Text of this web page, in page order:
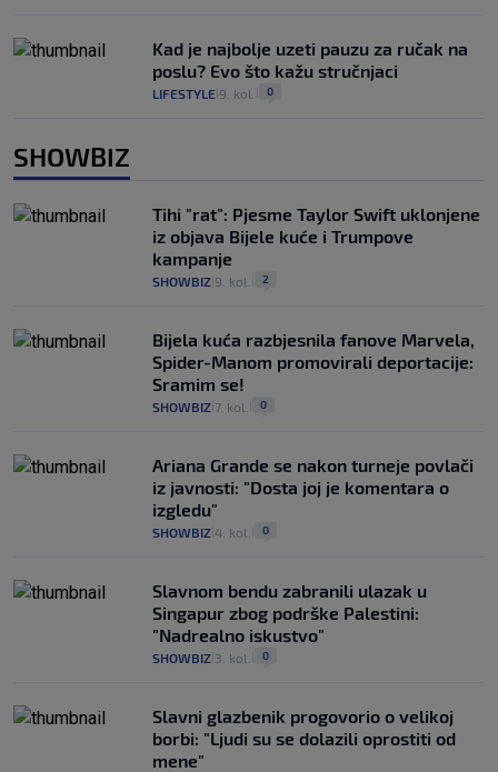
Kad je najbolje uzeti pauzu za ručak na
poslu? Evo što kažu stručnjaci
LIFESTYLE 9. kol. 0
SHOWBIZ
Tihi "rat": Pjesme Taylor Swift uklonjene
iz objava Bijele kuće i Trumpove
kampanje
SHOWBIZ 9. kol. 2
Bijela kuća razbjesnila fanove Marvela,
Spider-Manom promovirali deportacije:
Sramim se!
SHOWBIZ 7. kol. 0
Ariana Grande se nakon turneje povlači
iz javnosti: "Dosta joj je komentara o
izgledu"
SHOWBIZ 4. kol. 0
Slavnom bendu zabranili ulazak u
Singapur zbog podrške Palestini:
"Nadrealno iskustvo"
SHOWBIZ 3. kol. 0
Slavni glazbenik progovorio o velikoj
borbi: "Ljudi su se dolazili oprostiti od
mene"